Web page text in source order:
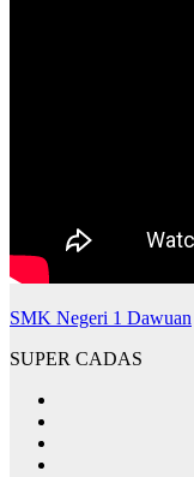
SMK Negeri 1 Dawuan
SUPER CADAS